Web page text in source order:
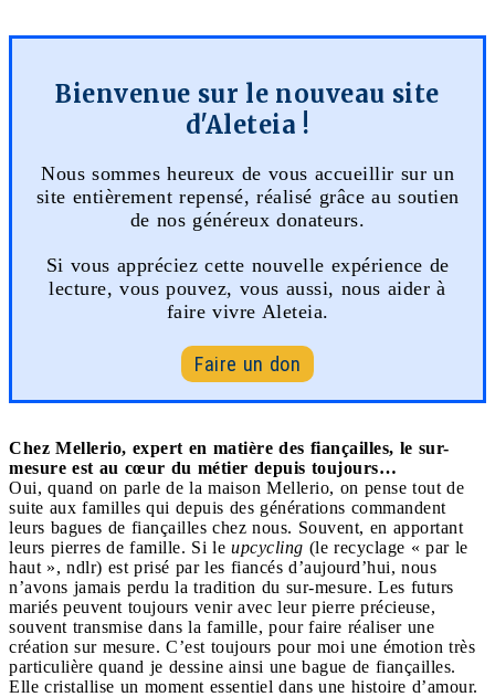
Bienvenue sur le nouveau site
d'Aleteia !
Nous sommes heureux de vous accueillir sur un
site entièrement repensé, réalisé grâce au soutien
de nos généreux donateurs.
Si vous appréciez cette nouvelle expérience de
lecture, vous pouvez, vous aussi, nous aider à
faire vivre Aleteia.
Faire un don
Chez Mellerio, expert en matière des fiançailles, le sur-
mesure est au cœur du métier depuis toujours…
Oui, quand on parle de la maison Mellerio, on pense tout de
suite aux familles qui depuis des générations commandent
leurs bagues de fiançailles chez nous. Souvent, en apportant
leurs pierres de famille. Si le upcycling (le recyclage « par le
haut », ndlr) est prisé par les fiancés d’aujourd’hui, nous
n’avons jamais perdu la tradition du sur-mesure. Les futurs
mariés peuvent toujours venir avec leur pierre précieuse,
souvent transmise dans la famille, pour faire réaliser une
création sur mesure. C’est toujours pour moi une émotion très
particulière quand je dessine ainsi une bague de fiançailles.
Elle cristallise un moment essentiel dans une histoire d’amour.